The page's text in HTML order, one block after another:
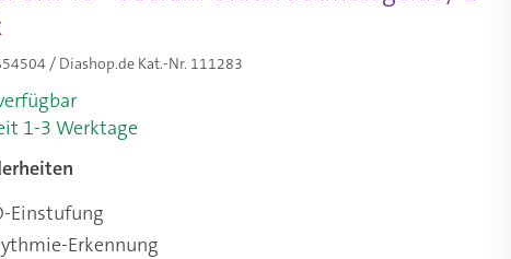
/ Diashop.de Kat.-Nr. 111283
1-3 Werktage
Einstufung
Erkennung